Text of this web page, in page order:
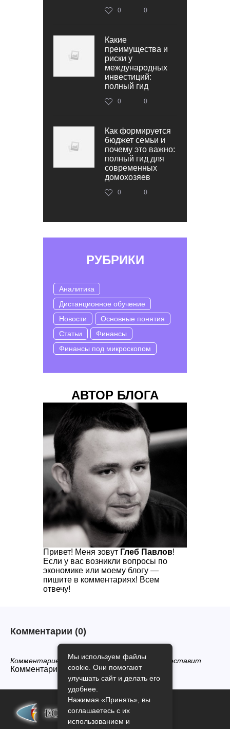
0 0
Какие
преимущества и
риски у
международных
инвестиций:
полный гид
0 0
Как формируется
бюджет семьи и
почему это важно:
полный гид для
современных
домохозяев
0 0
РУБРИКИ
Аналитика
Дистанционное обучение
Новости
Основные понятия
Статьи
Финансы
Финансы под микроскопом
АВТОР БЛОГА
Привет! Меня зовут Глеб Павлов!
Если у вас возникли вопросы по
экономике или моему блогу —
пишите в комментариях! Всем
отвечу!
Комментарии (0)
Комментариев нет, будьте первым кто его оставит
Комментарии закрыты.
Мы используем файлы
cookie. Они помогают
улучшать сайт и делать его
удобнее.
Нажимая «Принять», вы
соглашаетесь с их
использованием и